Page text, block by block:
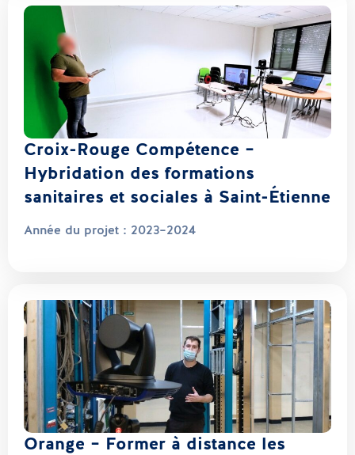
Croix-Rouge Compétence –
Hybridation des formations
sanitaires et sociales à Saint-Étienne
Année du projet : 2023–2024
Orange – Former à distance les